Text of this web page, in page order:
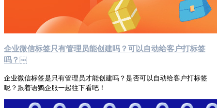
企业微信标签只有管理员能创建吗？可以自动给客户打标签
吗？￼
企业微信标签是只有管理员才能创建吗？是否可以自动给客户打标签
呢？跟着语鹦企服一起往下看吧！